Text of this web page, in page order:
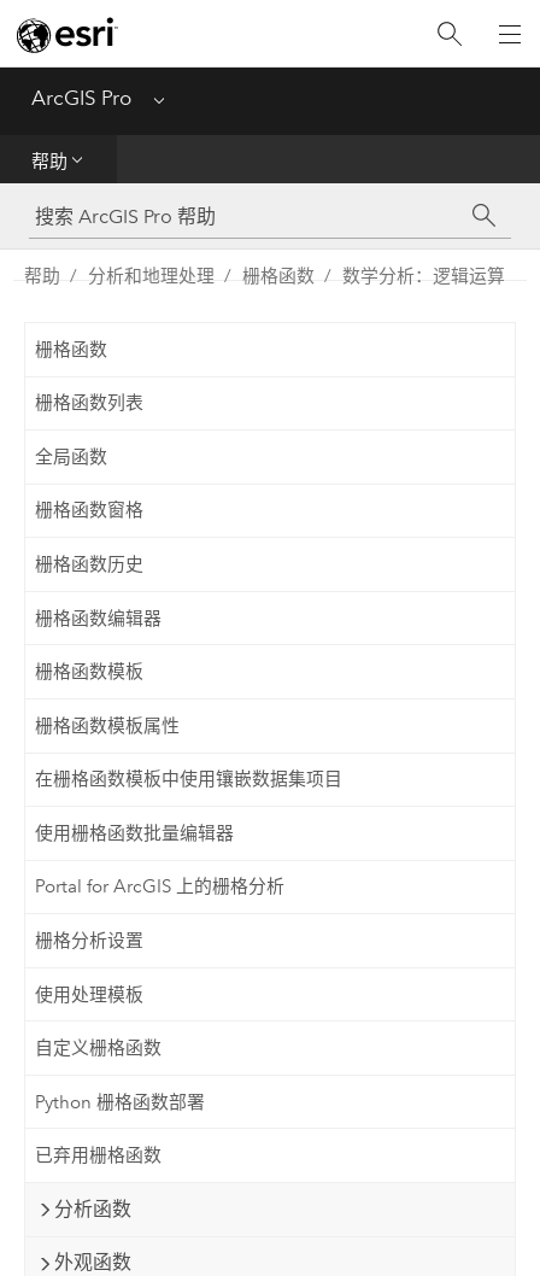
ArcGIS Pro Menu
帮助
工具参考
Python
帮助 分析和地理处理 栅格函数 数学分析：逻辑运算
栅格函数
栅格函数列表
全局函数
栅格函数窗格
栅格函数历史
栅格函数编辑器
栅格函数模板
栅格函数模板属性
在栅格函数模板中使用镶嵌数据集项目
使用栅格函数批量编辑器
Portal for ArcGIS 上的栅格分析
栅格分析设置
使用处理模板
自定义栅格函数
Python 栅格函数部署
已弃用栅格函数
分析函数
外观函数